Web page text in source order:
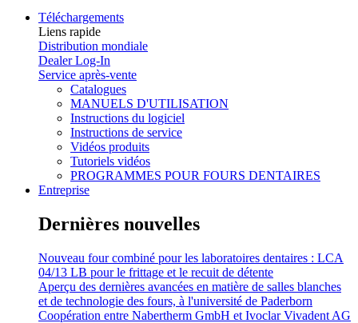
Téléchargements
Liens rapide
Distribution mondiale
Dealer Log-In
Service après-vente
Catalogues
MANUELS D'UTILISATION
Instructions du logiciel
Instructions de service
Vidéos produits
Tutoriels vidéos
PROGRAMMES POUR FOURS DENTAIRES
Entreprise
Dernières nouvelles
Nouveau four combiné pour les laboratoires dentaires : LCA
04/13 LB pour le frittage et le recuit de détente
Aperçu des dernières avancées en matière de salles blanches
et de technologie des fours, à l'université de Paderborn
Coopération entre Nabertherm GmbH et Ivoclar Vivadent AG